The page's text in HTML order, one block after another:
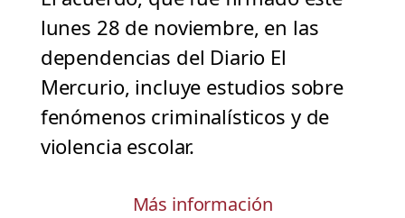
lunes 28 de noviembre, en las
dependencias del Diario El
Mercurio, incluye estudios sobre
fenómenos criminalísticos y de
violencia escolar.
Más información